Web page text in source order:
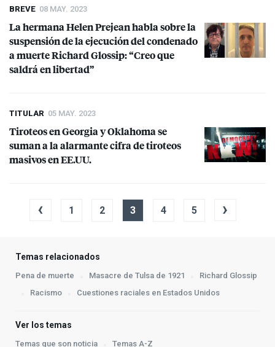
BREVE 08 MAY. 2023
La hermana Helen Prejean habla sobre la
suspensión de la ejecución del condenado
a muerte Richard Glossip: “Creo que
saldrá en libertad”
TITULAR 05 MAY. 2023
Tiroteos en Georgia y Oklahoma se
suman a la alarmante cifra de tiroteos
masivos en EE.UU.
‹ 1 2 3 4 5 ›
Temas relacionados
Pena de muerte Masacre de Tulsa de 1921
Richard Glossip
Racismo
Cuestiones raciales en Estados Unidos
Ver los temas
Temas que son noticia Temas A-Z